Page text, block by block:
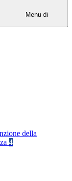
Menu di
della
4